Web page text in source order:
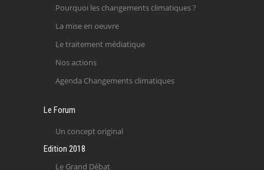
Pourquoi les changements climatiques ?
La mise en oeuvre
Le traitement médiatique
Nos actions
Agenda Changements climatiques
Le Forum
Un concept original
Edition 2018
Le Grand Débat